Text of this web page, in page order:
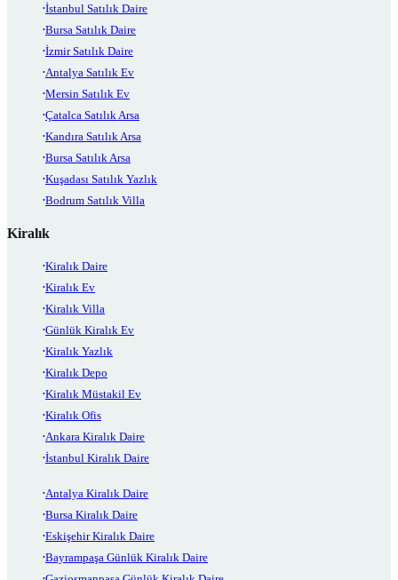
İstanbul Satılık Daire
Bursa Satılık Daire
İzmir Satılık Daire
Antalya Satılık Ev
Mersin Satılık Ev
Çatalca Satılık Arsa
Kandıra Satılık Arsa
Bursa Satılık Arsa
Kuşadası Satılık Yazlık
Bodrum Satılık Villa
Kiralık
Kiralık Daire
Kiralık Ev
Kiralık Villa
Günlük Kiralık Ev
Kiralık Yazlık
Kiralık Depo
Kiralık Müstakil Ev
Kiralık Ofis
Ankara Kiralık Daire
İstanbul Kiralık Daire
Antalya Kiralık Daire
Bursa Kiralık Daire
Eskişehir Kiralık Daire
Bayrampaşa Günlük Kiralık Daire